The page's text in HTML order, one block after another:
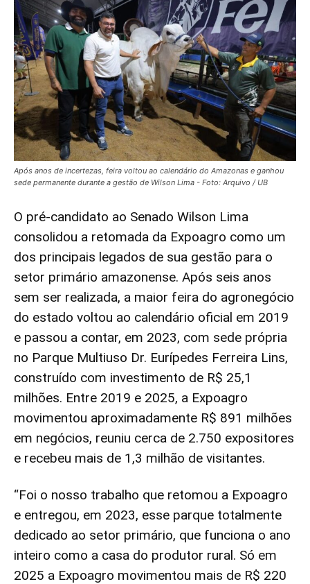
Após anos de incertezas, feira voltou ao calendário do Amazonas e ganhou
sede permanente durante a gestão de Wilson Lima - Foto: Arquivo / UB
O pré-candidato ao Senado Wilson Lima
consolidou a retomada da Expoagro como um
dos principais legados de sua gestão para o
setor primário amazonense. Após seis anos
sem ser realizada, a maior feira do agronegócio
do estado voltou ao calendário oficial em 2019
e passou a contar, em 2023, com sede própria
no Parque Multiuso Dr. Eurípedes Ferreira Lins,
construído com investimento de R$ 25,1
milhões. Entre 2019 e 2025, a Expoagro
movimentou aproximadamente R$ 891 milhões
em negócios, reuniu cerca de 2.750 expositores
e recebeu mais de 1,3 milhão de visitantes.
“Foi o nosso trabalho que retomou a Expoagro
e entregou, em 2023, esse parque totalmente
dedicado ao setor primário, que funciona o ano
inteiro como a casa do produtor rural. Só em
2025 a Expoagro movimentou mais de R$ 220